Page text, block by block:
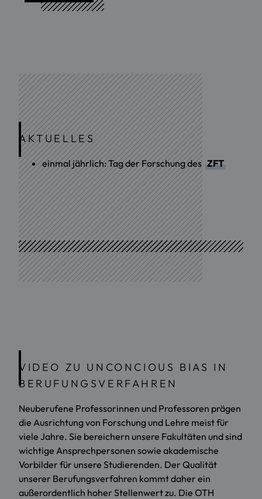
AKTUELLES
einmal jährlich: Tag der Forschung des ZFT
VIDEO ZU UNCONCIOUS BIAS IN
BERUFUNGSVERFAHREN
Neuberufene Professorinnen und Professoren prägen
die Ausrichtung von Forschung und Lehre meist für
viele Jahre. Sie bereichern unsere Fakultäten und sind
wichtige Ansprechpersonen sowie akademische
Vorbilder für unsere Studierenden. Der Qualität
unserer Berufungsverfahren kommt daher ein
außerordentlich hoher Stellenwert zu. Die OTH